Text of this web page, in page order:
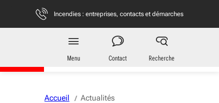
Vous naviguez en mode anonymisé,
Incendies : entreprises, contacts et démarches
Région
Nouvelle-Aquitaine
Menu Contact Recherche
Accueil Actualités